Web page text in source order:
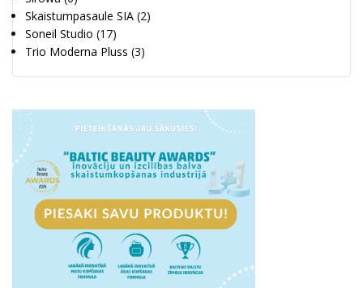
Skaistumpasaule SIA (2)
Soneil Studio (17)
Trio Moderna Pluss (3)